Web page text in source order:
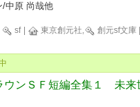
/中原 尚哉他
sf 東京創元社, 創元sf文庫
ウンＳＦ短編全集１ 未来